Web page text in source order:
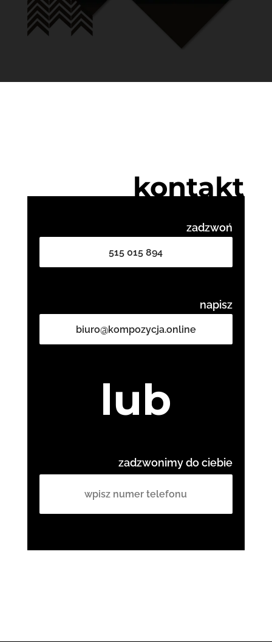
kontakt
zadzwoń
515 015 894
napisz
biuro@kompozycja.online
lub
zadzwonimy do ciebie